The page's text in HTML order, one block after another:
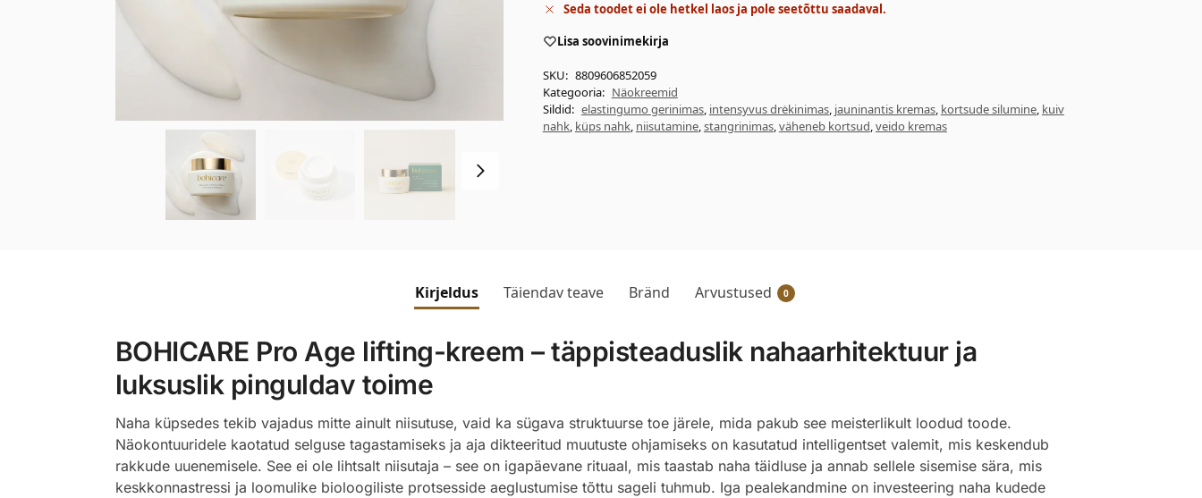
Seda toodet ei ole hetkel laos ja pole seetõttu saadaval.
Lisa soovinimekirja
SKU: 8809606852059
Kategooria: Näokreemid
Sildid: elastingumo gerinimas, intensyvus drėkinimas, jauninantis kremas, kortsude silumine, kuiv
nahk, küps nahk, niisutamine,stangrinimas,väheneb kortsud,veido kremas
Kirjeldus Täiendav teave Bränd Arvustused 0
BOHICARE Pro Age lifting-kreem – täppisteaduslik nahaarhitektuur ja
luksuslik pinguldav toime
Naha küpsedes tekib vajadus mitte ainult niisutuse, vaid ka sügava struktuurse toe järele, mida pakub see meisterlikult loodud toode.
Näokontuuridele kaotatud selguse tagastamiseks ja aja dikteeritud muutuste ohjamiseks on kasutatud intelligentset valemit, mis keskendub
rakkude uuenemisele. See ei ole lihtsalt niisutaja – see on igapäevane rituaal, mis taastab naha täidluse ja annab sellele sisemise sära, mis
keskkonnastressi ja loomulike bioloogiliste protsesside aeglustumise tõttu sageli tuhmub. Iga pealekandmine on investeering naha kudede